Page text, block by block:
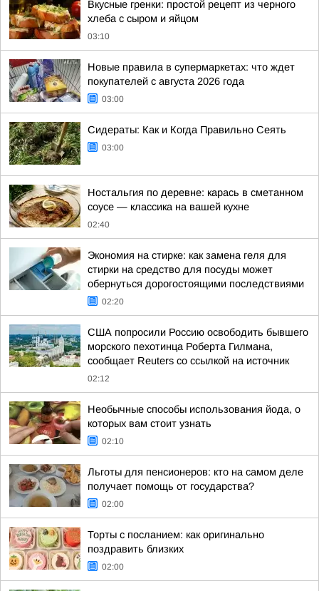
Вкусные гренки: простой рецепт из черного
хлеба с сыром и яйцом
03:10
Новые правила в супермаркетах: что ждет
покупателей с августа 2026 года
03:00
Сидераты: Как и Когда Правильно Сеять
03:00
Ностальгия по деревне: карась в сметанном
соусе — классика на вашей кухне
02:40
Экономия на стирке: как замена геля для
стирки на средство для посуды может
обернуться дорогостоящими последствиями
02:20
США попросили Россию освободить бывшего
морского пехотинца Роберта Гилмана,
сообщает Reuters со ссылкой на источник
02:12
Необычные способы использования йода, о
которых вам стоит узнать
02:10
Льготы для пенсионеров: кто на самом деле
получает помощь от государства?
02:00
Торты с посланием: как оригинально
поздравить близких
02:00